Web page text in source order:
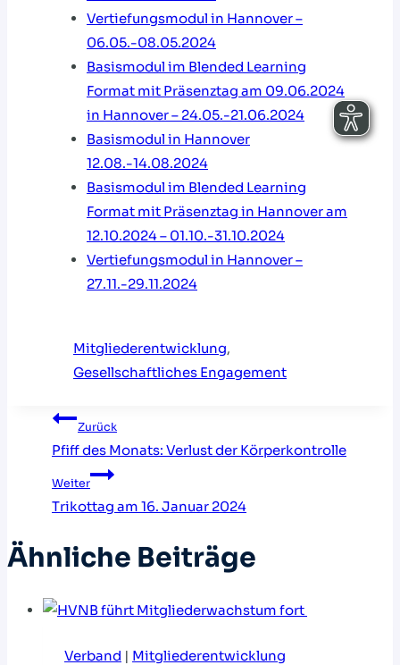
Vertiefungsmodul in Hannover –
06.05.-08.05.2024
Basismodul im Blended Learning
Format mit Präsenztag am 09.06.2024
in Hannover – 24.05.-21.06.2024
Basismodul in Hannover
12.08.-14.08.2024
Basismodul im Blended Learning
Format mit Präsenztag in Hannover am
12.10.2024 – 01.10.-31.10.2024
Vertiefungsmodul in Hannover –
27.11.-29.11.2024
Mitgliederentwicklung
Gesellschaftliches Engagement
Beitragsnavigation
Zurück
Pfiff des Monats: Verlust der Körperkontrolle
Weiter
Trikottag am 16. Januar 2024
Ähnliche Beiträge
Verband | Mitgliederentwicklung